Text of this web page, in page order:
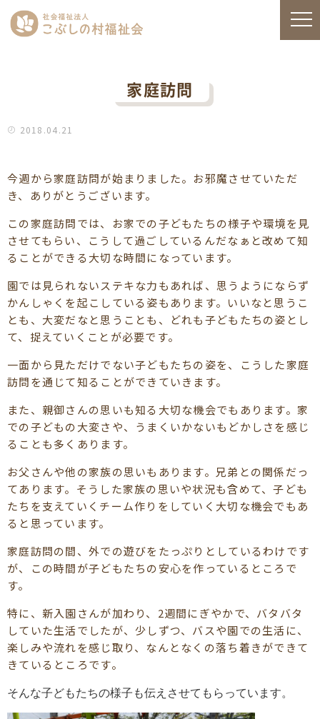
家庭訪問
2018.04.21
今週から家庭訪問が始まりました。お邪魔させていただ
き、ありがとうございます。
この家庭訪問では、お家での子どもたちの様子や環境を見
させてもらい、こうして過ごしているんだなぁと改めて知
ることができる大切な時間になっています。
園では見られないステキな力もあれば、思うようにならず
かんしゃくを起こしている姿もあります。いいなと思うこ
とも、大変だなと思うことも、どれも子どもたちの姿とし
て、捉えていくことが必要です。
一面から見ただけでない子どもたちの姿を、こうした家庭
訪問を通じて知ることができていきます。
また、親御さんの思いも知る大切な機会でもあります。家
での子どもの大変さや、うまくいかないもどかしさを感じ
ることも多くあります。
お父さんや他の家族の思いもあります。兄弟との関係だっ
てあります。そうした家族の思いや状況も含めて、子ども
たちを支えていくチーム作りをしていく大切な機会でもあ
ると思っています。
家庭訪問の間、外での遊びをたっぷりとしているわけです
が、この時間が子どもたちの安心を作っているところで
す。
特に、新入園さんが加わり、2週間にぎやかで、バタバタ
していた生活でしたが、少しずつ、バスや園での生活に、
楽しみや流れを感じ取り、なんとなくの落ち着きができて
きているところです。
そんな子どもたちの様子も伝えさせてもらっています。